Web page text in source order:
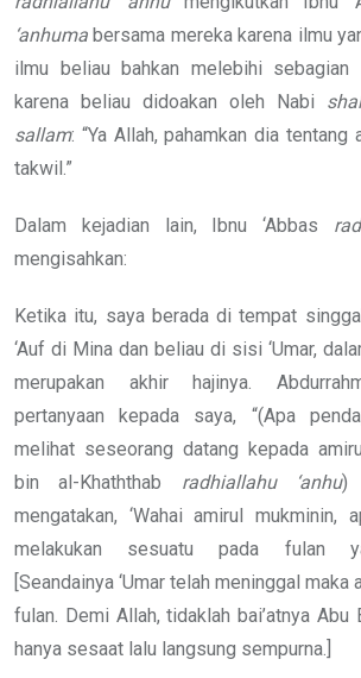
‘anhuma bersama mereka karena ilmu
ilmu beliau bahkan melebihi sebagian
karena beliau didoakan oleh Nabi
sallam: “Ya Allah, pahamkan dia tentang
takwil.”
Dalam kejadian lain, Ibnu ‘Abbas
mengisahkan:
Ketika itu, saya berada di tempat
‘Auf di Mina dan beliau di sisi ‘Umar,
merupakan akhir hajinya.
pertanyaan kepada saya, “(Apa
melihat seseorang datang kepada
bin al-Khaththab radhiallahu ‘anhu)
mengatakan, ‘Wahai amirul mukminin,
melakukan sesuatu pada fulan
[Seandainya ‘Umar telah meninggal maka
fulan. Demi Allah, tidaklah bai’atnya Abu
hanya sesaat lalu langsung sempurna.]